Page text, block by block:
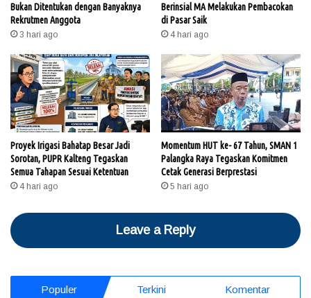
Bukan Ditentukan dengan Banyaknya
Rekrutmen Anggota
3 hari ago
Berinsial MA Melakukan Pembacokan
di Pasar Saik
4 hari ago
Proyek Irigasi Bahatap Besar Jadi
Sorotan, PUPR Kalteng Tegaskan
Semua Tahapan Sesuai Ketentuan
4 hari ago
Momentum HUT ke- 67 Tahun, SMAN 1
Palangka Raya Tegaskan Komitmen
Cetak Generasi Berprestasi
5 hari ago
Leave a Reply
Populer Terkini Komentar